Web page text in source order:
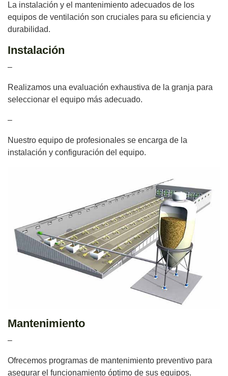
La instalación y el mantenimiento adecuados de los
equipos de ventilación son cruciales para su eficiencia y
durabilidad.
Instalación
–
Realizamos una evaluación exhaustiva de la granja para
seleccionar el equipo más adecuado.
–
Nuestro equipo de profesionales se encarga de la
instalación y configuración del equipo.
Mantenimiento
–
Ofrecemos programas de mantenimiento preventivo para
asegurar el funcionamiento óptimo de sus equipos.